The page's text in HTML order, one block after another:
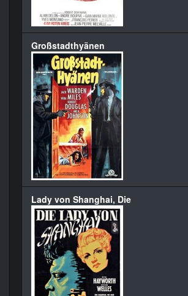
Großstadthyänen
Lady von Shanghai, Die